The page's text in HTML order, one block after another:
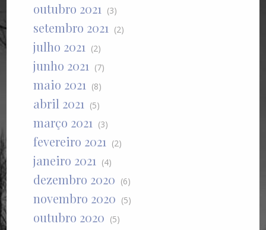
outubro 2021 (3)
setembro 2021 (2)
julho 2021 (2)
junho 2021 (7)
maio 2021 (8)
abril 2021 (5)
março 2021 (3)
fevereiro 2021 (2)
janeiro 2021 (4)
dezembro 2020 (6)
novembro 2020 (5)
outubro 2020 (5)